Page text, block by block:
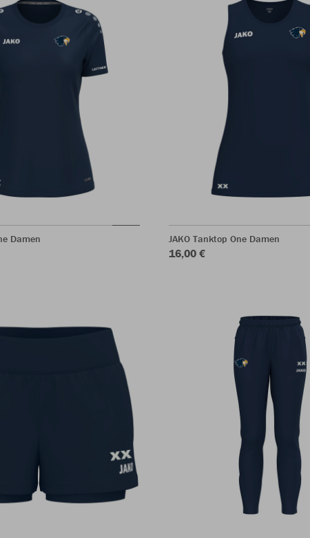
Damen JAKO Tanktop One Damen
16,00 €